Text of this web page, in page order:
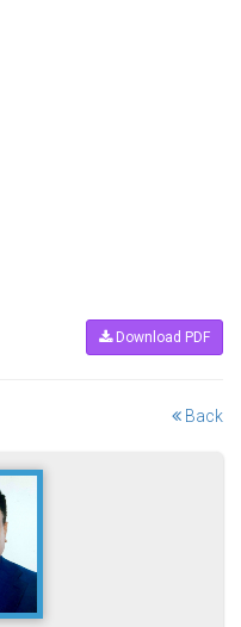
Download PDF
Back